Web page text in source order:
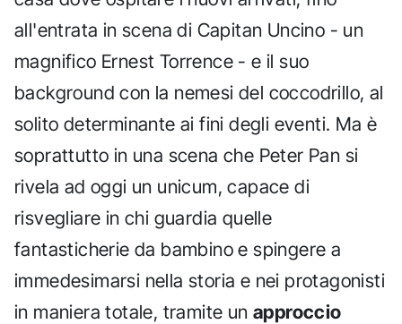
all'entrata in scena di Capitan Uncino - un
magnifico Ernest Torrence - e il suo
background con la nemesi del coccodrillo, al
solito determinante ai fini degli eventi. Ma è
soprattutto in una scena che Peter Pan si
rivela ad oggi un unicum, capace di
risvegliare in chi guardia quelle
fantasticherie da bambino e spingere a
immedesimarsi nella storia e nei protagonisti
in maniera totale, tramite un approccio